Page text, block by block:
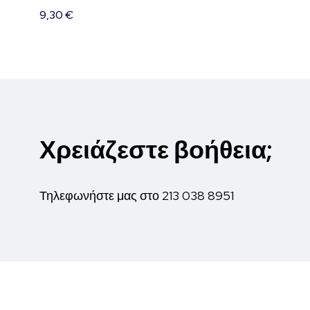
9,30€
Χρειάζεστε βοήθεια;
Τηλεφωνήστε μας στο 213 038 8951